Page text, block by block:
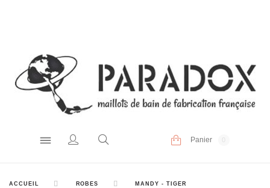
Panier
ACCUEIL ROBES MANDY - TIGER